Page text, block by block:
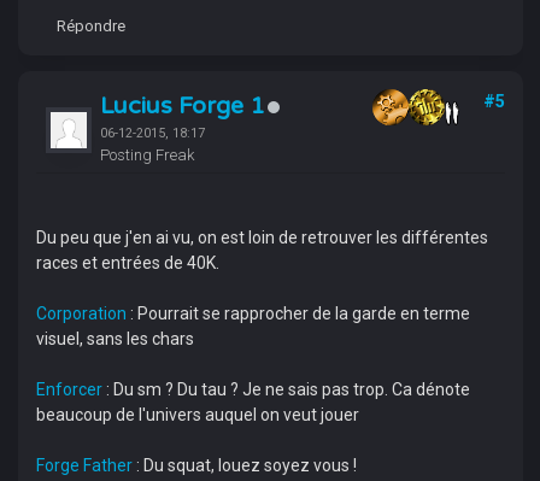
Répondre
Lucius Forge 1
06-12-2015, 18:17
Posting Freak
#5
Du peu que j'en ai vu, on est loin de retrouver les différentes
races et entrées de 40K.
Corporation : Pourrait se rapprocher de la garde en terme
visuel, sans les chars
Enforcer: Du sm ? Du tau ? Je ne sais pas trop. Ca dénote
beaucoup de l'univers auquel on veut jouer
Forge Father: Du squat, louez soyez vous !